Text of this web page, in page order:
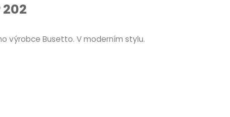
výrobce Busetto. V moderním stylu.